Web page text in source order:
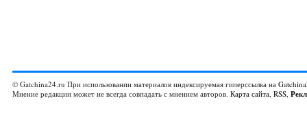
© Gatchina24.ru При использовании материалов индексируемая гиперссылка на
Мнение редакции может не всегда совпадать с мнением авторов. Карта сайта, RSS,